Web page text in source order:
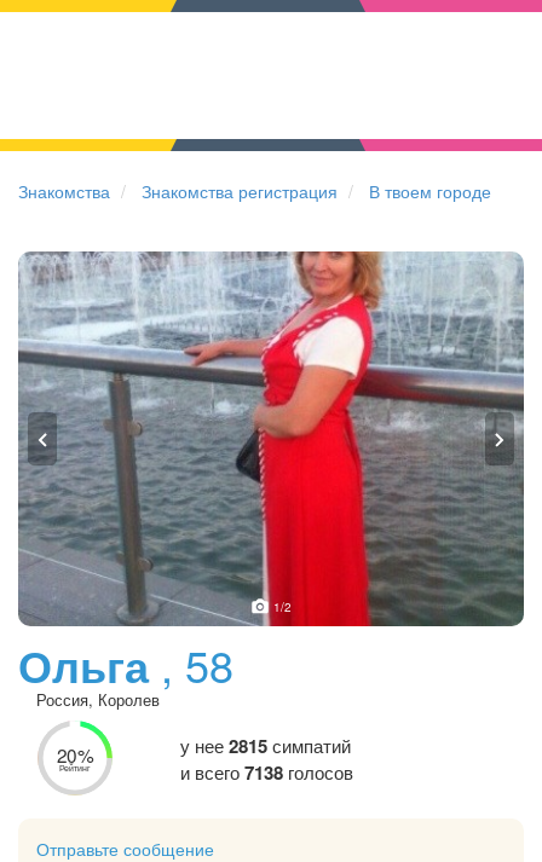
Знакомства Знакомства регистрация В твоем городе
1/2
Ольга , 58
Россия, Королев
20%
Рейтинг
у нее2815симпатий
и всего7138 голосов
Отправьте сообщение